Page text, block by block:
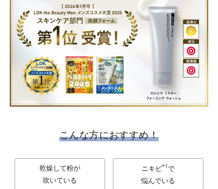
こんな方におすすめ！
乾燥して粉が
吹いている
ニキビ*1 で
悩んでいる